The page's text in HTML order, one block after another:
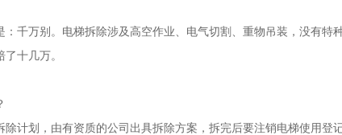
：千万别。电梯拆除涉及高空作业、电气切割、重物吊装，没有
十几万。
计划，由有资质的公司出具拆除方案，拆完后要注销电梯使用登